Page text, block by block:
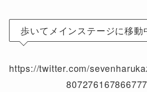
歩いてメインステージに移動
https://twitter.com/